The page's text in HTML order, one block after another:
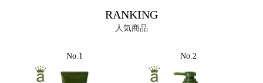
RANKING
人気商品
No.1 No.2